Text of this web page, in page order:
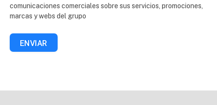
comunicaciones comerciales sobre sus servicios, promociones,
marcas y webs del grupo
ENVIAR